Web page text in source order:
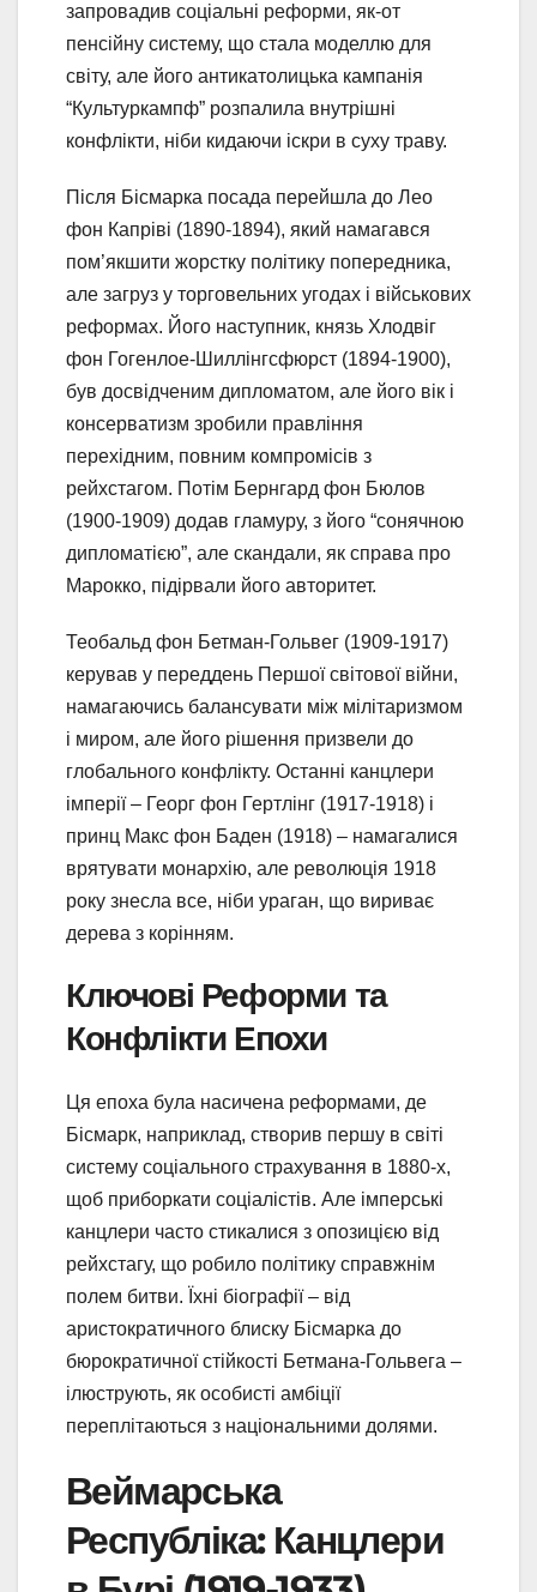
запровадив соціальні реформи, як-от
пенсійну систему, що стала моделлю для
світу, але його антикатолицька кампанія
“Культуркампф” розпалила внутрішні
конфлікти, ніби кидаючи іскри в суху траву.
Після Бісмарка посада перейшла до Лео
фон Капріві (1890-1894), який намагався
пом’якшити жорстку політику попередника,
але загруз у торговельних угодах і військових
реформах. Його наступник, князь Хлодвіг
фон Гогенлое-Шиллінгсфюрст (1894-1900),
був досвідченим дипломатом, але його вік і
консерватизм зробили правління
перехідним, повним компромісів з
рейхстагом. Потім Бернгард фон Бюлов
(1900-1909) додав гламуру, з його “сонячною
дипломатією”, але скандали, як справа про
Марокко, підірвали його авторитет.
Теобальд фон Бетман-Гольвег (1909-1917)
керував у переддень Першої світової війни,
намагаючись балансувати між мілітаризмом
і миром, але його рішення призвели до
глобального конфлікту. Останні канцлери
імперії – Георг фон Гертлінг (1917-1918) і
принц Макс фон Баден (1918) – намагалися
врятувати монархію, але революція 1918
року знесла все, ніби ураган, що вириває
дерева з корінням.
Ключові Реформи та
Конфлікти Епохи
Ця епоха була насичена реформами, де
Бісмарк, наприклад, створив першу в світі
систему соціального страхування в 1880-х,
щоб приборкати соціалістів. Але імперські
канцлери часто стикалися з опозицією від
рейхстагу, що робило політику справжнім
полем битви. Їхні біографії – від
аристократичного блиску Бісмарка до
бюрократичної стійкості Бетмана-Гольвега –
ілюструють, як особисті амбіції
переплітаються з національними долями.
Веймарська
Республіка: Канцлери